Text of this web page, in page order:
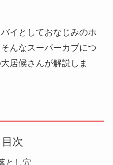
イとしておなじみのホ
んなスーパーカブにつ
居候さんが解説しま
目次
とし穴